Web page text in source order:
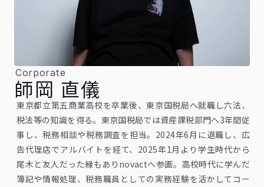
Corporate
師岡 直儀
東京都立第五商業高校を卒業後、東京国税局へ就職し六法、
税法等の知識を得る。東京国税局では資産課税部門へ3年間従
事し、税務相談や税務調査を担当。2024年6月に退職し、広
告代理店でアルバイトを経て、2025年1月より学生時代から
尾木と友人だった縁もありnovactへ参画。高校時代に学んだ
簿記や情報処理、税務職員としての実務経験を活かしてコー